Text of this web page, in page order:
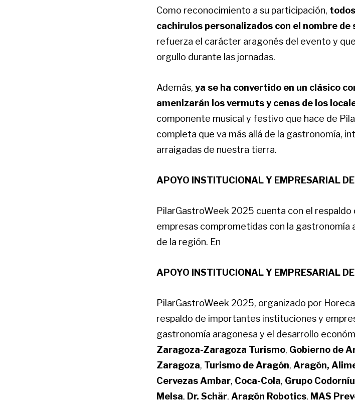
Como reconocimiento a su participación,
cachirulos personalizados con el nombre
refuerza el carácter aragonés del evento y
orgullo durante las jornadas.
Además, ya se ha convertido en un clásico
amenizarán los vermuts y cenas de los
componente musical y festivo que hace de
completa que va más allá de la gastronomía,
arraigadas de nuestra tierra.
APOYO INSTITUCIONAL Y EMPRESARIAL
PilarGastroWeek 2025 cuenta con el
empresas comprometidas con la gastronomía
de la región. En
APOYO INSTITUCIONAL Y EMPRESARIAL
PilarGastroWeek 2025, organizado por
respaldo de importantes instituciones y
gastronomía aragonesa y el desarrollo
Zaragoza-Zaragoza Turismo, Gobierno de
Zaragoza, Turismo de Aragón, Aragón,
Cervezas Ambar, Coca-Cola, Grupo Codorníu
Melsa, Dr. Schär, Aragón Robotics, MAS